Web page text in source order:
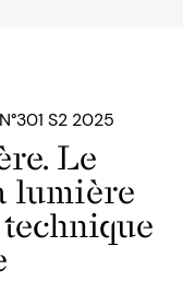
S2 2025
Le
lumière